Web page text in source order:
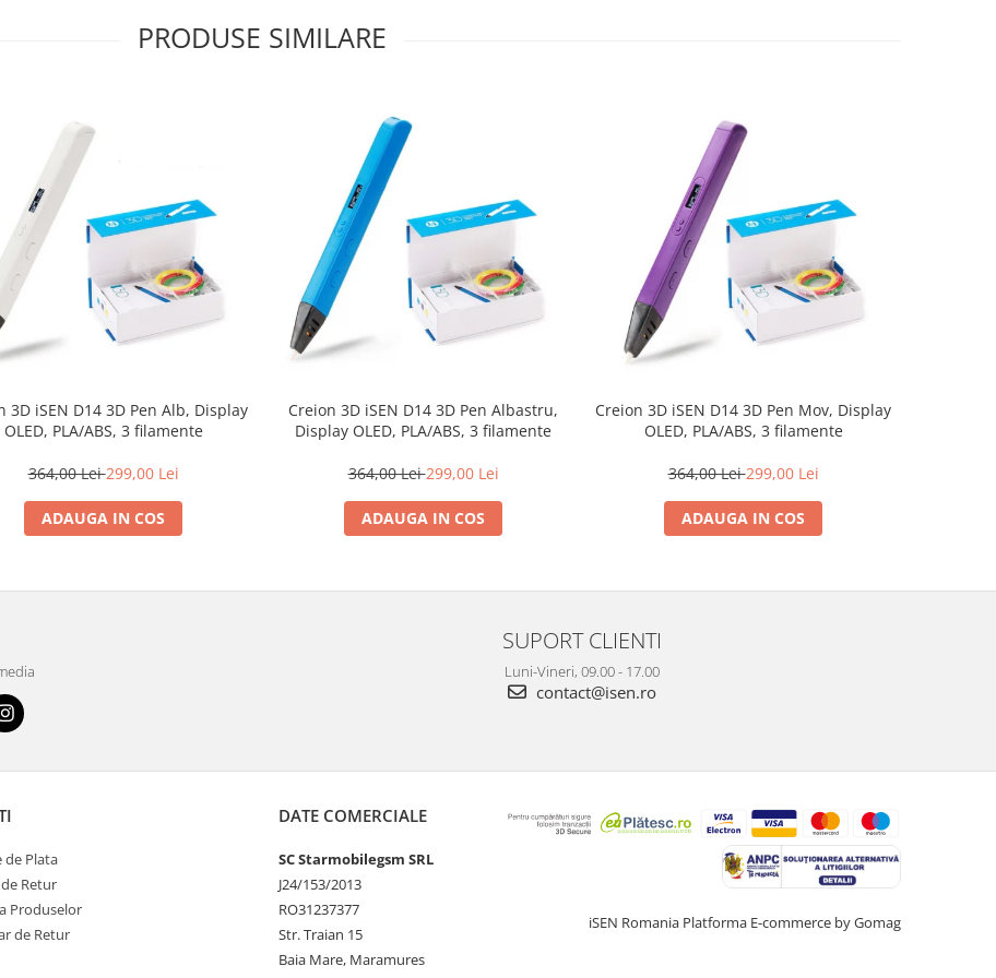
PRODUSE SIMILARE
3D iSEN D14 3D Pen Alb, Display
OLED, PLA/ABS, 3 filamente
364,00 Lei299,00 Lei
ADAUGA IN COS
Creion 3D iSEN D14 3D Pen Albastru,
Display OLED, PLA/ABS, 3 filamente
364,00 Lei299,00 Lei
ADAUGA IN COS
Creion 3D iSEN D14 3D Pen Mov, Display
OLED, PLA/ABS, 3 filamente
364,00 Lei299,00 Lei
ADAUGA IN COS
SUPORT CLIENTI
Luni-Vineri, 09.00 - 17.00
contact@isen.ro
de Plata
Retur
Produselor
de Retur
DATE COMERCIALE
SC Starmobilegsm SRL
J24/153/2013
RO31237377
Str. Traian 15
Baia Mare, Maramures
iSEN Romania Platforma E-commerce by Gomag